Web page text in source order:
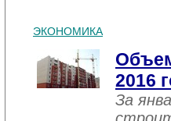
ЭКОНОМИКА
2016
За